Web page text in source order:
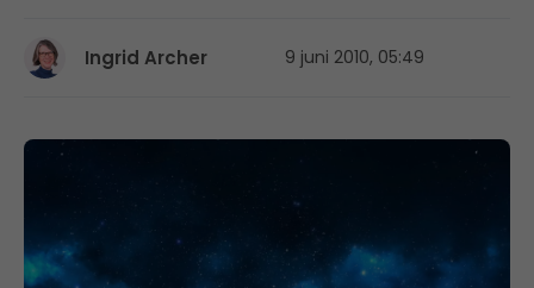
Ingrid Archer 9 juni 2010, 05:49